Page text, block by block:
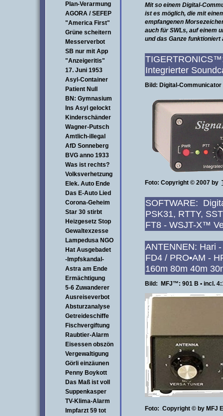
Plan-Verarmung
AGORA / SEFEP
"America First"
Grüne scheitern
Messerverbot
SB nur mit App
"Anzeigeritis"
17. Juni 1953
Asyl-Container
Patient Null
BN: Gymnasium
Ins Asyl gelockt
Kinderschänder
Wagner-Putsch
Amtlich-illegal
AfD Sonneberg
BVG anno 1933
Was ist rechts?
Volksverhetzung
Elek. Auto Ende
Das E-Auto Lied
Corona-Geheim
Star 30 stirbt
Heizgesetz Stop
Gewaltexzesse
Lampedusa NGO
Hat Ausgebadet
-Impfskandal-
Astra am Ende
Ermächtigung
5-6 Zuwanderer
Ausreiseverbot
Absturzanalyse
Getreideschiffe
Fischvergiftung
Raubtier-Alarm
Eisessen obszön
Vergewaltigung
Görli einzäunen
Penny Boykott
Das Maß ist voll
Suppenkasper
TV-Klima-Alarm
Impfarzt 59 tot
Mit so einem Digital-
ist es möglich, die mit
empfangenen
auch für SWLs, auf einem
und das Ganze funktioniert
Integrierter
Bild: Digital-
Foto: Copyright © 2007 by
SOFTWARE:
PSK31, RTTY,
FT8 - WSJT-X™
ANTENNEN: Hari
FD4 / PRO•AM -
160m 80m 40m
Bild: MFJ™: 901 B • incl.
Foto: Copyright © by MFJ